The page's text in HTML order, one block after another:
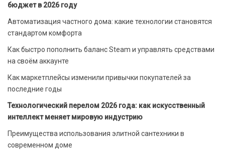
бюджет в 2026 году
Автоматизация частного дома: какие технологии становятся
стандартом комфорта
Как быстро пополнить баланс Steam и управлять средствами
на своём аккаунте
Как маркетплейсы изменили привычки покупателей за
последние годы
Технологический перелом 2026 года: как искусственный
интеллект меняет мировую индустрию
Преимущества использования элитной сантехники в
современном доме